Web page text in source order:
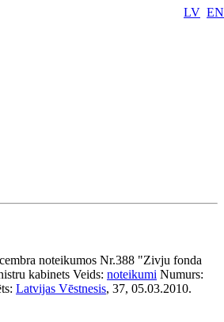
LV EN
noteikumos Nr.388 "Zivju fonda
kabinets Veids: noteikumi Numurs:
Latvijas Vēstnesis, 37, 05.03.2010.